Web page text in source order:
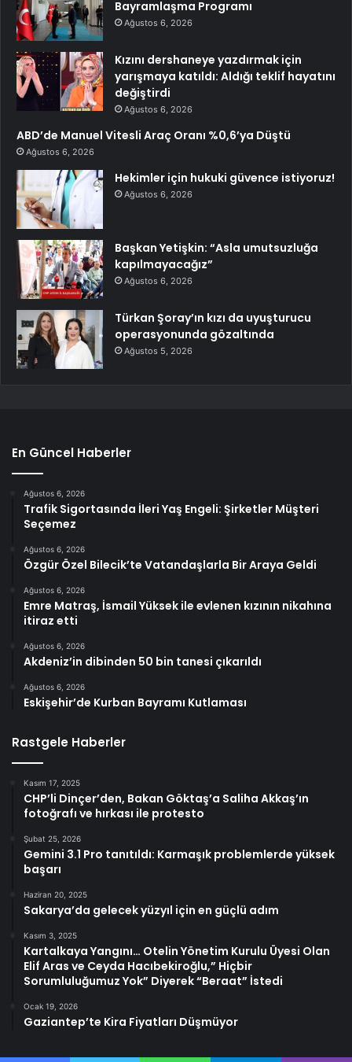
Bayramlaşma Programı
Ağustos 6, 2026
Kızını dershaneye yazdırmak için
yarışmaya katıldı: Aldığı teklif hayatını
değiştirdi
Ağustos 6, 2026
ABD’de Manuel Vitesli Araç Oranı %0,6’ya Düştü
Ağustos 6, 2026
Hekimler için hukuki güvence istiyoruz!
Ağustos 6, 2026
Başkan Yetişkin: “Asla umutsuzluğa
kapılmayacağız”
Ağustos 6, 2026
Türkan Şoray’ın kızı da uyuşturucu
operasyonunda gözaltında
Ağustos 5, 2026
En Güncel Haberler
Ağustos 6, 2026
Trafik Sigortasında İleri Yaş Engeli: Şirketler Müşteri
Seçemez
Ağustos 6, 2026
Özgür Özel Bilecik’te Vatandaşlarla Bir Araya Geldi
Ağustos 6, 2026
Emre Matraş, İsmail Yüksek ile evlenen kızının nikahına
itiraz etti
Ağustos 6, 2026
Akdeniz’in dibinden 50 bin tanesi çıkarıldı
Ağustos 6, 2026
Eskişehir’de Kurban Bayramı Kutlaması
Rastgele Haberler
Kasım 17, 2025
CHP’li Dinçer’den, Bakan Göktaş’a Saliha Akkaş’ın
fotoğrafı ve hırkası ile protesto
Şubat 25, 2026
Gemini 3.1 Pro tanıtıldı: Karmaşık problemlerde yüksek
başarı
Haziran 20, 2025
Sakarya’da gelecek yüzyıl için en güçlü adım
Kasım 3, 2025
Kartalkaya Yangını… Otelin Yönetim Kurulu Üyesi Olan
Elif Aras ve Ceyda Hacıbekiroğlu,” Hiçbir
Sorumluluğumuz Yok” Diyerek “Beraat” İstedi
Ocak 19, 2026
Gaziantep’te Kira Fiyatları Düşmüyor